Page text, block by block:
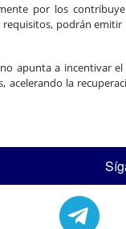
por los
podrán
apunta a incentivar
acelerando la